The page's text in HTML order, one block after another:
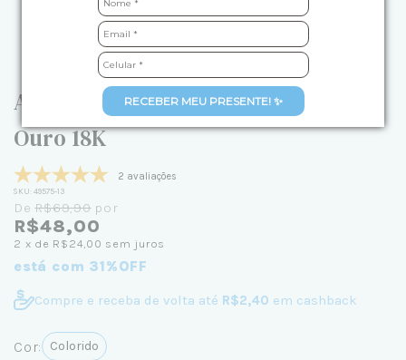
RECEBER MEU PRESENTE! ✨
Anel Círculo Colorido Banhado em
Ouro 18K
2 avaliações
SKU: 49575-13
DeR$69,90por
R$48,00
2 x de R$24,00 sem juros
está com 31%OFF
Compre e receba de volta até R$2,40 em cashback
Cor: Colorido